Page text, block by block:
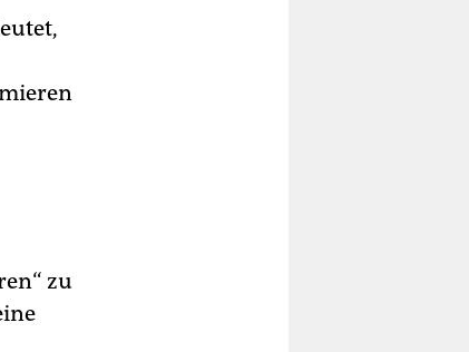
zu